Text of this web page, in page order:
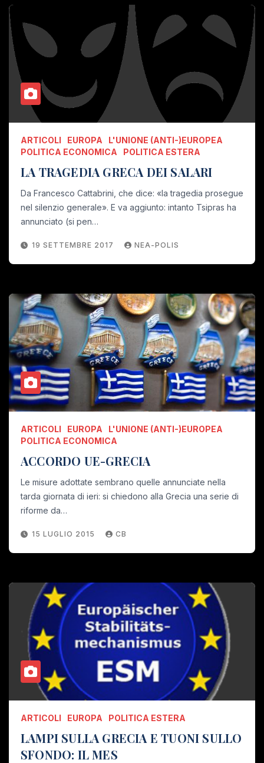
ARTICOLI EUROPA
L'UNIONE (ANTI-)EUROPEA
POLITICA ECONOMICA
POLITICA ESTERA
LA TRAGEDIA GRECA DEI SALARI
Da Francesco Cattabrini, che dice: «la tragedia prosegue
nel silenzio generale». E va aggiunto: intanto Tsipras ha
annunciato (si pen…
19 SETTEMBRE 2017 NEA-POLIS
ARTICOLI EUROPA
L'UNIONE (ANTI-)EUROPEA
POLITICA ECONOMICA
ACCORDO UE-GRECIA
Le misure adottate sembrano quelle annunciate nella
tarda giornata di ieri: si chiedono alla Grecia una serie di
riforme da…
15 LUGLIO 2015 CB
ARTICOLI EUROPA POLITICA ESTERA
LAMPI SULLA GRECIA E TUONI SULLO
SFONDO: IL MES